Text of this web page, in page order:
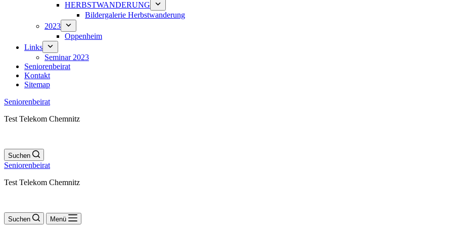
HERBSTWANDERUNG
Bildergalerie Herbstwanderung
2023
Oppenheim
Links
Seminar 2023
Seniorenbeirat
Kontakt
Sitemap
Seniorenbeirat
Test Telekom Chemnitz
Suchen
Seniorenbeirat
Test Telekom Chemnitz
Suchen Menü